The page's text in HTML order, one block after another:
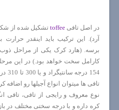
در اصل تافیtoffee تشکیل شده از
آرد). این ترکیب باید اینقدر
برسه. (هارد کرک یکی از مراحل
154
تافی ها میتوان انواع آجیلها رو اضافه
نوع معروف و رایجی از تافی، تافی
کره داره و با درجه سختی مختلف در